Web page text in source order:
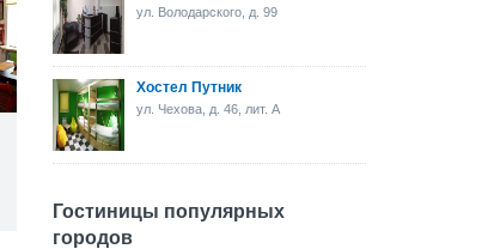
ул. Володарского, д. 99
Хостел Путник
ул. Чехова, д. 46, лит. А
Гостиницы популярных
городов